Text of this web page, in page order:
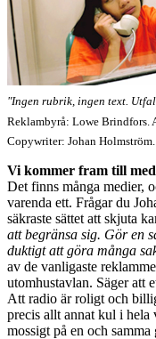
"Ingen rubrik, ingen text.
Reklambyrå: Lowe Brindfors.
Copywriter: Johan
Vi kommer fram till
Det finns många medier,
varenda ett. Frågar du
säkraste sättet att skjuta
att begränsa sig. Gör en
duktigt att göra många
av de vanligaste
utomhustavlan. Säger att
Att radio är roligt och
precis allt annat kul i hela
mossigt på en och samma